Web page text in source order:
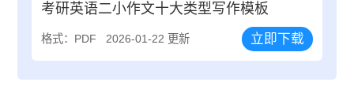
考研英语二小作文十大类型写作模板
格式：PDF 2026-01-22 更新 立即下载